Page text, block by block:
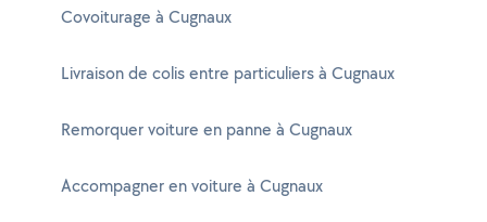
Covoiturage à Cugnaux
Livraison de colis entre particuliers à Cugnaux
Remorquer voiture en panne à Cugnaux
Accompagner en voiture à Cugnaux